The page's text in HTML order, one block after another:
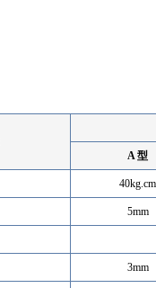
A 型
40kg.cm
5mm
3mm